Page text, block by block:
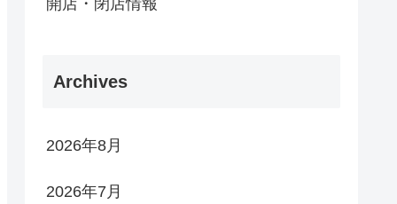
Archives
2026年8月
2026年7月